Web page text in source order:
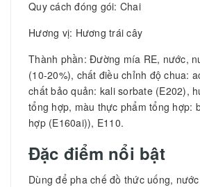
Quy cách đóng gói: Chai
Hương vị: Hương trái cây
Thành phần: Đường mía RE, nước,
(10-20%), chất điều chỉnh độ chua:
chất bảo quản: kali sorbate (E202),
tổng hợp, màu thực phẩm tổng hợp:
hợp (E160ai)), E110.
Đặc điểm nổi bật
Dùng để pha chế đồ thức uống,